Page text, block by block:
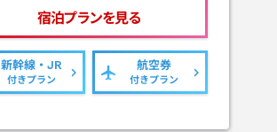
宿泊プランを見る
新幹線・JR
付きプラン
航空券
付きプラン